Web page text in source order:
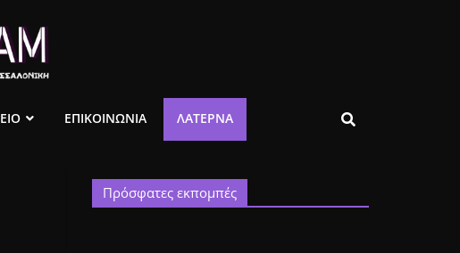
ΕΠΙΚΟΙΝΩΝΙΑ ΛΑΤΈΡΝΑ
Πρόσφατες εκπομπές